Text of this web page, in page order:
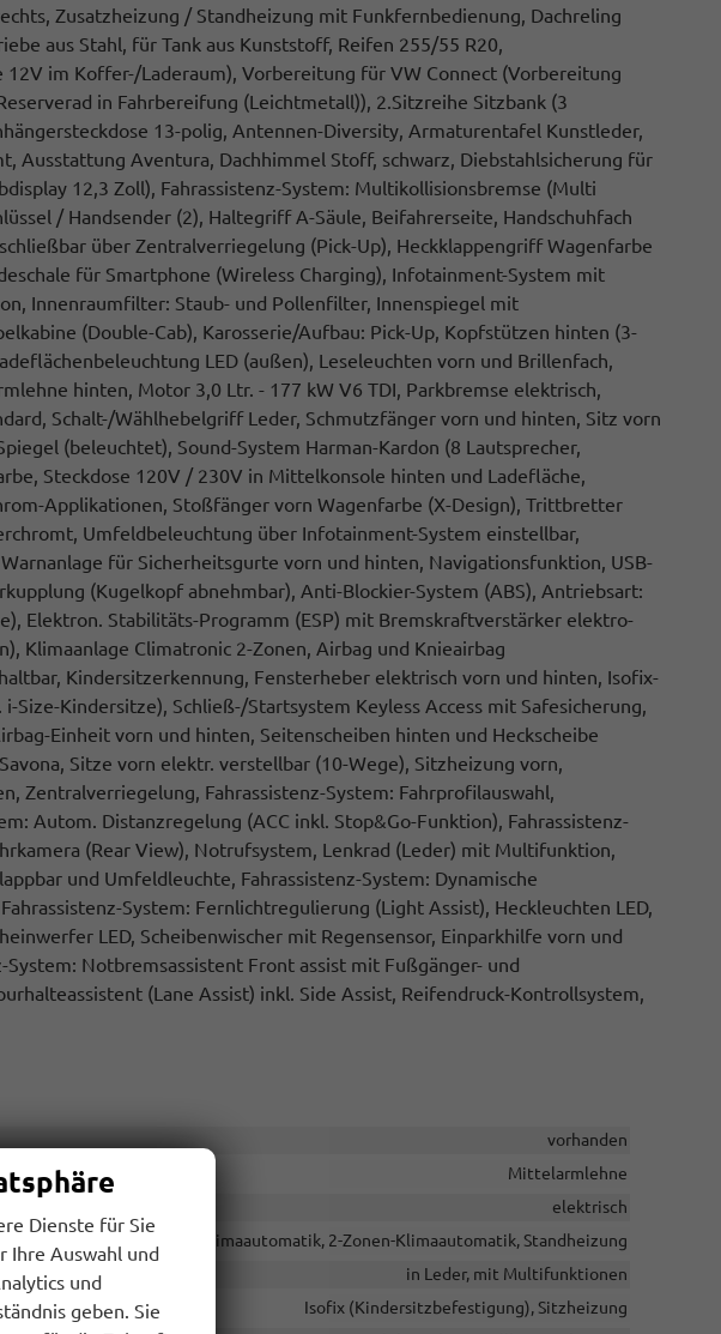
Zusatzheizung / Standheizung mit Funkfernbedienung, Dachreling
aus Stahl, für Tank aus Kunststoff, Reifen 255/55 R20,
12V im Koffer-/Laderaum), Vorbereitung für VW Connect (Vorbereitung
in Fahrbereifung (Leichtmetall)), 2.Sitzreihe Sitzbank (3
13-polig, Antennen-Diversity, Armaturentafel Kunstleder,
Ausstattung Aventura, Dachhimmel Stoff, schwarz, Diebstahlsicherung für
12,3 Zoll), Fahrassistenz-System: Multikollisionsbremse (Multi
/ Handsender (2), Haltegriff A-Säule, Beifahrerseite, Handschuhfach
über Zentralverriegelung (Pick-Up), Heckklappengriff Wagenfarbe
für Smartphone (Wireless Charging), Infotainment-System mit
Innenraumfilter: Staub- und Pollenfilter, Innenspiegel mit
(Double-Cab), Karosserie/Aufbau: Pick-Up, Kopfstützen hinten (3-
LED (außen), Leseleuchten vorn und Brillenfach,
hinten, Motor 3,0 Ltr. - 177 kW V6 TDI, Parkbremse elektrisch,
Schalt-/Wählhebelgriff Leder, Schmutzfänger vorn und hinten, Sitz vorn
(beleuchtet), Sound-System Harman-Kardon (8 Lautsprecher,
Steckdose 120V / 230V in Mittelkonsole hinten und Ladefläche,
Applikationen, Stoßfänger vorn Wagenfarbe (X-Design), Trittbretter
Umfeldbeleuchtung über Infotainment-System einstellbar,
für Sicherheitsgurte vorn und hinten, Navigationsfunktion, USB-
(Kugelkopf abnehmbar), Anti-Blockier-System (ABS), Antriebsart:
Elektron. Stabilitäts-Programm (ESP) mit Bremskraftverstärker elektro-
Klimaanlage Climatronic 2-Zonen, Airbag und Knieairbag
Kindersitzerkennung, Fensterheber elektrisch vorn und hinten, Isofix-
Size-Kindersitze), Schließ-/Startsystem Keyless Access mit Safesicherung,
Einheit vorn und hinten, Seitenscheiben hinten und Heckscheibe
Sitze vorn elektr. verstellbar (10-Wege), Sitzheizung vorn,
Zentralverriegelung, Fahrassistenz-System: Fahrprofilauswahl,
Autom. Distanzregelung (ACC inkl. Stop&Go-Funktion), Fahrassistenz-
(Rear View), Notrufsystem, Lenkrad (Leder) mit Multifunktion,
und Umfeldleuchte, Fahrassistenz-System: Dynamische
System: Fernlichtregulierung (Light Assist), Heckleuchten LED,
LED, Scheibenwischer mit Regensensor, Einparkhilfe vorn und
Notbremsassistent Front assist mit Fußgänger- und
(Lane Assist) inkl. Side Assist, Reifendruck-Kontrollsystem,
vorhanden
Mittelarmlehne
elektrisch
Klimaautomatik, 2-Zonen-Klimaautomatik, Standheizung
in Leder, mit Multifunktionen
Isofix (Kindersitzbefestigung), Sitzheizung
Dienste für Sie
Ihre Auswahl und
und
geben. Sie